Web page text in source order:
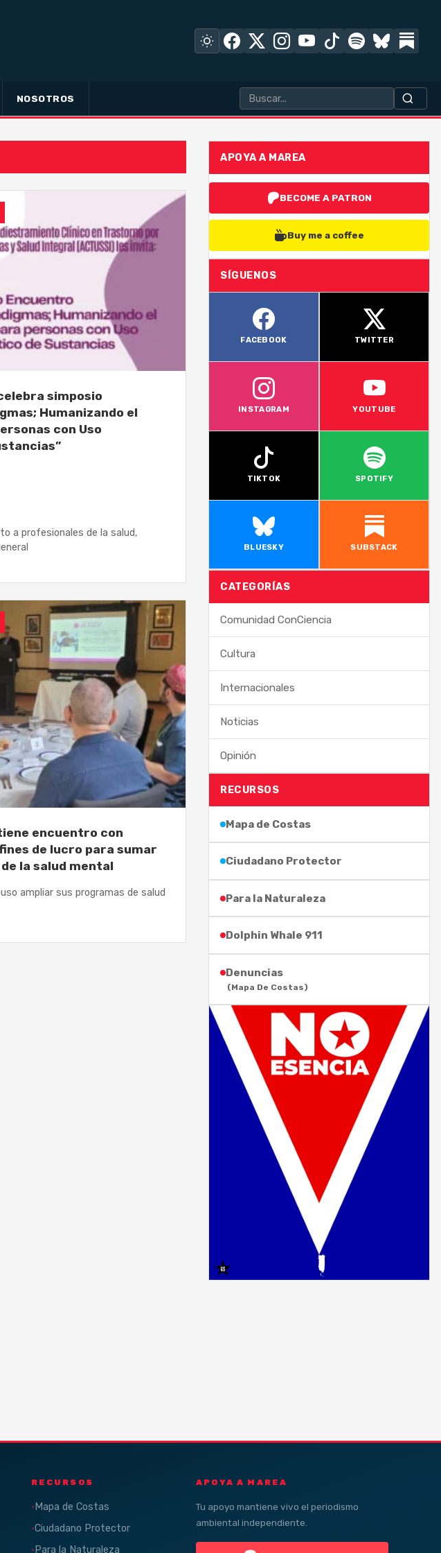
NOSOTROS
simposio
Humanizando el
con Uso
a profesionales de la salud,
encuentro con
de lucro para sumar
la salud mental
ampliar sus programas de salud
APOYA A MAREA
BECOME A PATRON
Buy me a coffee
SÍGUENOS
FACEBOOK TWITTER
INSTAGRAM YOUTUBE
TIKTOK SPOTIFY
BLUESKY SUBSTACK
CATEGORÍAS
Comunidad ConCiencia
Cultura
Internacionales
Noticias
Opinión
RECURSOS
Mapa de Costas
Ciudadano Protector
Para la Naturaleza
Dolphin Whale 911
Denuncias
(Mapa De Costas)
RECURSOS
Mapa de Costas
Ciudadano Protector
Para la Naturaleza
APOYA A MAREA
Tu apoyo mantiene vivo el periodismo
ambiental independiente.